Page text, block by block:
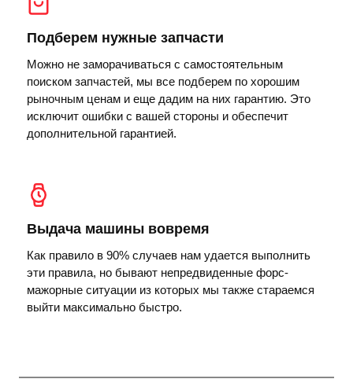
Подберем нужные запчасти
Можно не заморачиваться с самостоятельным
поиском запчастей, мы все подберем по хорошим
рыночным ценам и еще дадим на них гарантию. Это
исключит ошибки с вашей стороны и обеспечит
дополнительной гарантией.
Выдача машины вовремя
Как правило в 90% случаев нам удается выполнить
эти правила, но бывают непредвиденные форс-
мажорные ситуации из которых мы также стараемся
выйти максимально быстро.